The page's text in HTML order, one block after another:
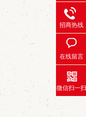
招商热线
在线留言
微信扫一扫